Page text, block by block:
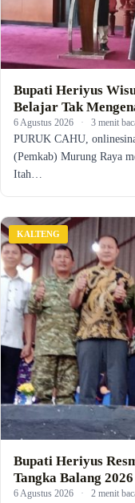
Bupati Heriyus
Belajar Tak
6 Agustus 2026 · 3 menit
PURUK CAHU,
(Pemkab) Murung Raya
Itah…
KALTENG
Bupati Heriyus
Tangka Balang 2026
6 Agustus 2026 · 2 menit